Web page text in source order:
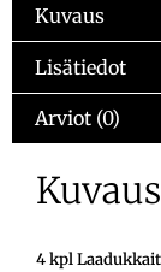
Kuvaus
Lisätiedot
Arviot (0)
Kuvaus
4 kpl